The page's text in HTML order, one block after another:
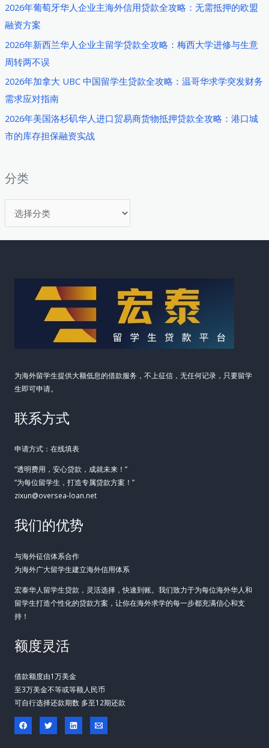
2026年葡萄牙华人企业主海外信用贷款全攻略：无需抵押的欧盟
融资方案
2026年新西兰华人企业主留学贷款全攻略：梅西大学进修与生意
周转两不误
2026年加拿大 UBC 中国留学生贷款全攻略：温哥华求学突发财务
需求应对指南
2026年美国洛杉矶华人进口贸易商货物抵押贷款全攻略：港口城
市的库存担保融资实战
分类
类
港
口
城
市
华
人
者
何
获
取
为海外留学生提供大额低息的借款服务，不上征信，无任何记录，只要留学
生即可申请。
联系方式
申请方式：在线填表
“透明费用，安心贷款，成就未来！”
“为每位留学生，打造专属贷款方案！”
zixun@oversea-loan.net
我们的优势
与海外征信体系合作
为海外广大留学生建立海外信用体系
宏泰华人留学生贷款，灵活选择，快速到账。我们致力于为每位海外华人和
留学生打造个性化的贷款方案，让你在海外求学的每一步都充满信心和支
持！
额度灵活
借款额度由1万美金
至3万美金不等或等额人民币
可自行选择还款期数 多至12期还款